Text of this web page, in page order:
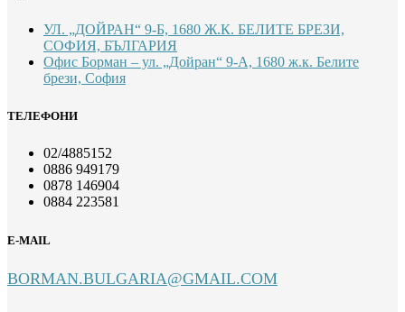
УЛ. „ДОЙРАН“ 9-Б, 1680 Ж.К. БЕЛИТЕ БРЕЗИ,
СОФИЯ, БЪЛГАРИЯ
Офис Борман – ул. „Дойран“ 9-А, 1680 ж.к. Белите
брези, София
ТЕЛЕФОНИ
02/4885152
0886 949179
0878 146904
0884 223581
E-MAIL
BORMAN.BULGARIA@GMAIL.COM